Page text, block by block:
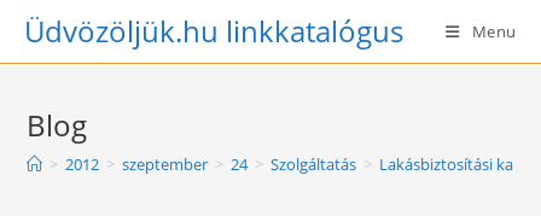
SkipÜdvözöljük.hu linkkatalógus Menu
Blog
> 2012 > szeptember > 24 > Szolgáltatás > Lakásbiztosítási